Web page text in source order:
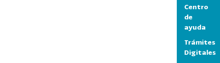
Centro
de
ayuda
Trámites
Digitales